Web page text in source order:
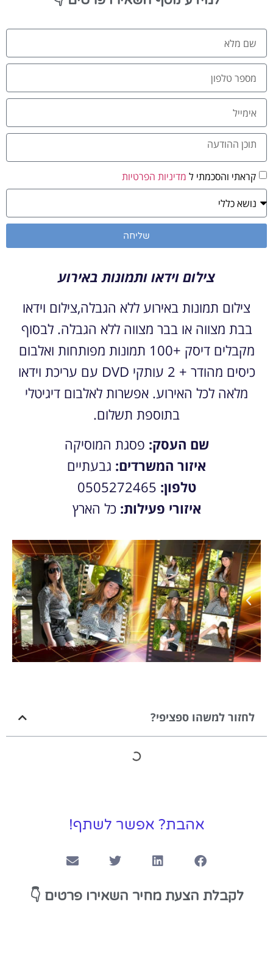
קראתי והסכמתי ל מדיניות הפרטיות
שליחה
צילום וידאו ותמונות באירוע
צילום תמונות באירוע ללא הגבלה,צילום וידאו
בבת מצווה או בבר מצווה ללא הגבלה. לבסוף
מקבלים דיסק +100 תמונות מפותחות ואלבום
כיסים מהודר + 2 עותקי DVD עם עריכת וידאו
מלאה לכל האירוע. אפשרות לאלבום דיגיטלי
בתוספת תשלום.
שם העסק: פסגת המוסיקה
איזור המשרדים: גבעתיים
טלפון: 0505272465
איזורי פעילות: כל הארץ
לחזור למשהו ספציפי?
אהבת? אפשר לשתף!
לקבלת הצעת מחיר השאירו פרטים 👇